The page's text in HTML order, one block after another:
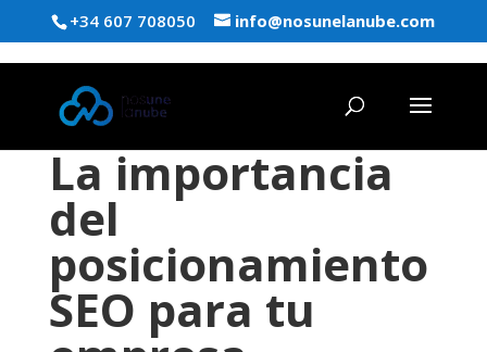
+34 607 708050 info@nosunelanube.com
La importancia
del
posicionamiento
SEO para tu